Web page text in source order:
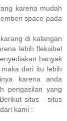
karena mudah
space pada
di kalangan
lebih fleksibel
banyak
dari itu lebih
karena anda
pengasilan yang
situs - situs
kami :